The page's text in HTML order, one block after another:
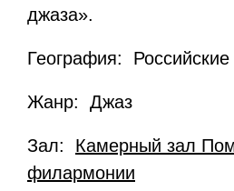
джаза».
География: Российские
Жанр: Джаз
Зал: Камерный зал
филармонии